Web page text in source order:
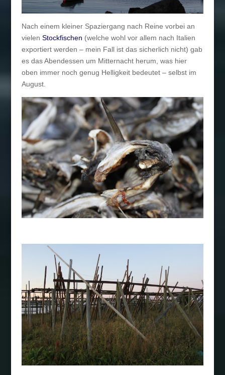
Nach einem kleiner Spaziergang nach Reine vorbei an
vielen Stockfischen (welche wohl vor allem nach Italien
exportiert werden – mein Fall ist das sicherlich nicht) gab
es das Abendessen um Mitternacht herum, was hier
oben immer noch genug Helligkeit bedeutet – selbst im
August.